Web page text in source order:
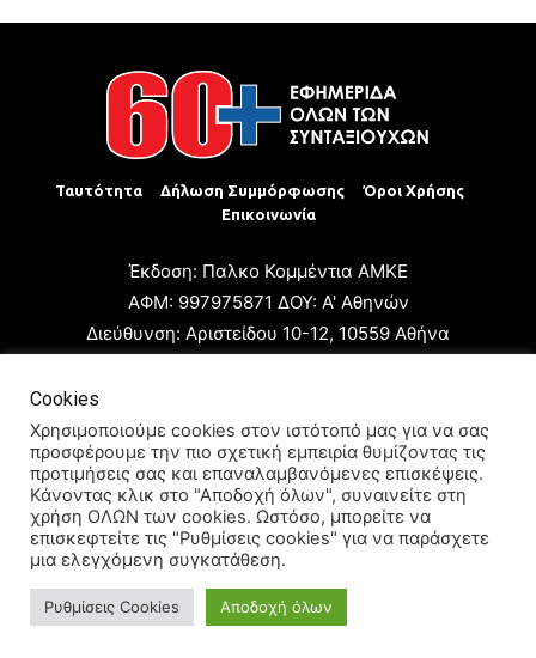
Ταυτότητα Δήλωση Συμμόρφωσης
Όροι Χρήσης
Επικοινωνία
Έκδοση: Παλκο Κομμέντια ΑΜΚΕ
ΑΦΜ: 997975871 ΔΟΥ: Α' Αθηνών
Διεύθυνση: Αριστείδου 10-12, 10559 Αθήνα
Ιδιοκτήτης: Παλκο Κομμέντια ΑΜΚΕ
Διευθυντής: Ιωάννης Παπαγεωργίου
Διευθυντής Σύνταξης: Μαρία Καραολάνη
Διαχειριστής και Δικαιούχος ονόματος τομέα: Ιωάννης
Παπαγεωργίου
© 2024 All Rights Reserved.
Cookies
Χρησιμοποιούμε cookies στον ιστότοπό μας για να σας
προσφέρουμε την πιο σχετική εμπειρία θυμίζοντας τις
προτιμήσεις σας και επαναλαμβανόμενες επισκέψεις.
Κάνοντας κλικ στο "Αποδοχή όλων", συναινείτε στη
χρήση ΟΛΩΝ των cookies. Ωστόσο, μπορείτε να
επισκεφτείτε τις "Ρυθμίσεις cookies" για να παράσχετε
μια ελεγχόμενη συγκατάθεση.
Ρυθμίσεις Cookies Αποδοχή όλων